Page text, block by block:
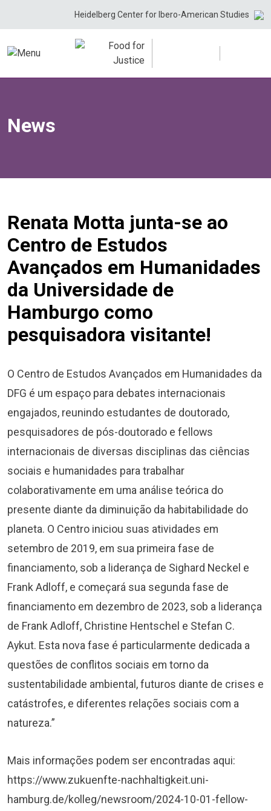
Heidelberg Center for Ibero-American Studies
News
Renata Motta junta-se ao
Centro de Estudos
Avançados em Humanidades
da Universidade de
Hamburgo como
pesquisadora visitante!
O Centro de Estudos Avançados em Humanidades da
DFG é um espaço para debates internacionais
engajados, reunindo estudantes de doutorado,
pesquisadores de pós-doutorado e fellows
internacionais de diversas disciplinas das ciências
sociais e humanidades para trabalhar
colaborativamente em uma análise teórica do
presente diante da diminuição da habitabilidade do
planeta. O Centro iniciou suas atividades em
setembro de 2019, em sua primeira fase de
financiamento, sob a liderança de Sighard Neckel e
Frank Adloff, e começará sua segunda fase de
financiamento em dezembro de 2023, sob a liderança
de Frank Adloff, Christine Hentschel e Stefan C.
Aykut. Esta nova fase é particularmente dedicada a
questões de conflitos sociais em torno da
sustentabilidade ambiental, futuros diante de crises e
catástrofes, e diferentes relações sociais com a
natureza.”
Mais informações podem ser encontradas aqui:
https://www.zukuenfte-nachhaltigkeit.uni-
hamburg.de/kolleg/newsroom/2024-10-01-fellow-